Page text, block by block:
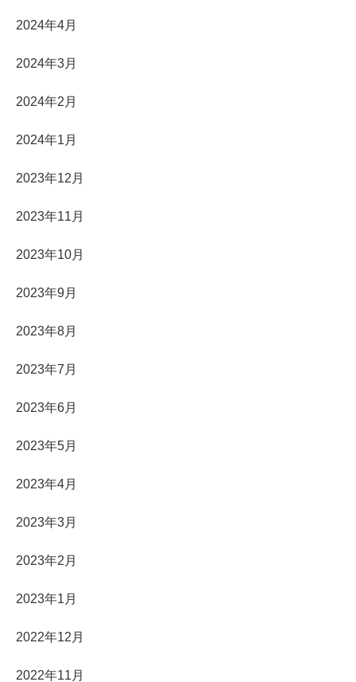
2024年4月
2024年3月
2024年2月
2024年1月
2023年12月
2023年11月
2023年10月
2023年9月
2023年8月
2023年7月
2023年6月
2023年5月
2023年4月
2023年3月
2023年2月
2023年1月
2022年12月
2022年11月